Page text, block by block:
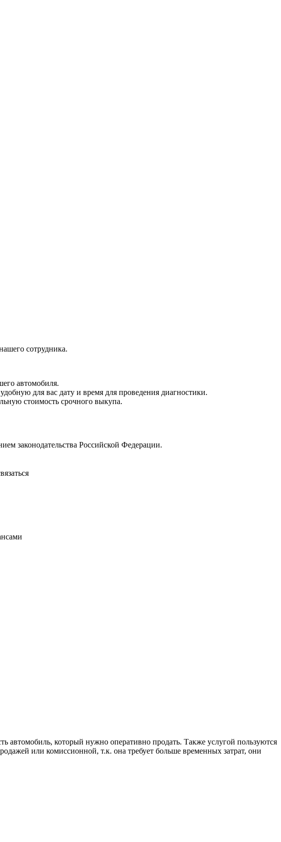
сотрудника.
автомобиля.
для вас дату и время для проведения диагностики.
стоимость срочного выкупа.
законодательства Российской Федерации.
автомобиль, который нужно оперативно продать. Также услугой пользуются
или комиссионной, т.к. она требует больше временных затрат, они